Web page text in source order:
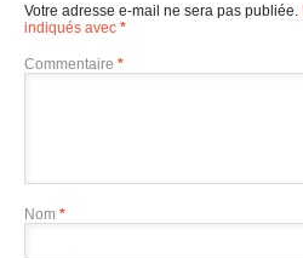
Votre adresse e-mail ne sera pas publiée.
indiqués avec *
Commentaire *
Nom *